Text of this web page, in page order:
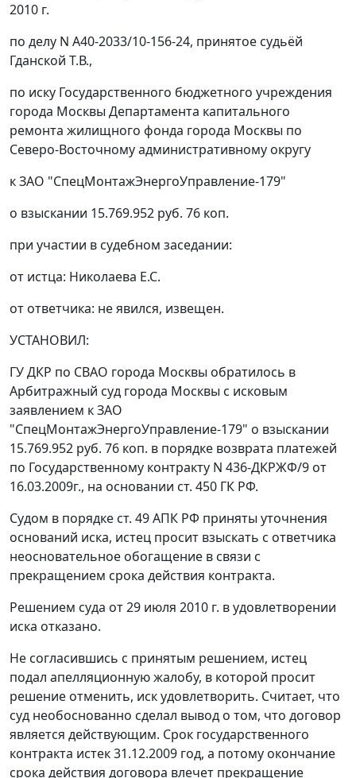
2010 г.
по делу N А40-2033/10-156-24, принятое судьёй
Гданской Т.В.,
по иску Государственного бюджетного учреждения
города Москвы Департамента капитального
ремонта жилищного фонда города Москвы по
Северо-Восточному административному округу
к ЗАО "СпецМонтажЭнергоУправление-179"
о взыскании 15.769.952 руб. 76 коп.
при участии в судебном заседании:
от истца: Николаева Е.С.
от ответчика: не явился, извещен.
УСТАНОВИЛ:
ГУ ДКР по СВАО города Москвы обратилось в
Арбитражный суд города Москвы с исковым
заявлением к ЗАО
"СпецМонтажЭнергоУправление-179" о взыскании
15.769.952 руб. 76 коп. в порядке возврата платежей
по Государственному контракту N 436-ДКРЖФ/9 от
16.03.2009г., на основании ст. 450 ГК РФ.
Судом в порядке ст. 49АПК РФ приняты уточнения
оснований иска, истец просит взыскать с ответчика
неосновательное обогащение в связи с
прекращением срока действия контракта.
Решением суда от 29 июля 2010 г. в удовлетворении
иска отказано.
Не согласившись с принятым решением, истец
подал апелляционную жалобу, в которой просит
решение отменить, иск удовлетворить. Считает, что
суд необоснованно сделал вывод о том, что договор
является действующим. Срок государственного
контракта истек 31.12.2009 год, а потому окончание
срока действия договора влечет прекращение